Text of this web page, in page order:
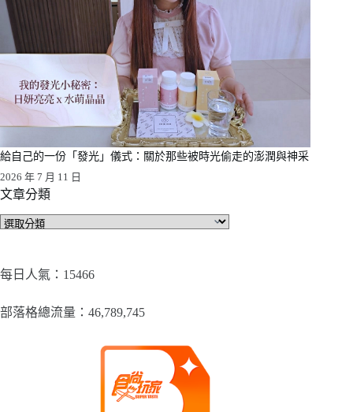
給自己的一份「發光」儀式：關於那些被時光偷走的澎潤與神采
2026 年 7 月 11 日
文章分類
文
類
每日人氣：15466
部落格總流量：​46,789,745